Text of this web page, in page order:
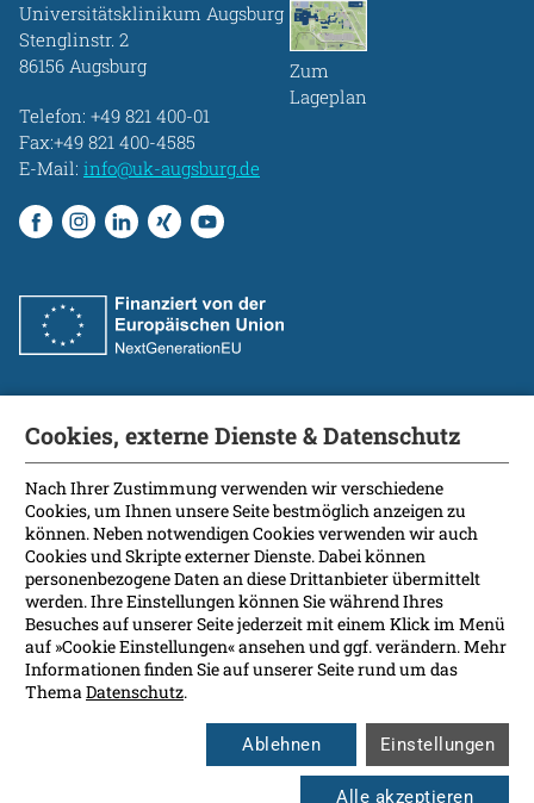
Universitätsklinikum Augsburg
Stenglinstr. 2
86156 Augsburg
Telefon: +49 821 400-01
Fax:+49 821 400-4585
E-Mail: info@uk-augsburg.de
Zum
Lageplan
Fakultät
International Patients
Kontakt
Presse
Soziale Medien
Barrierefreiheit
Datenschutz
Impressum
Cookies, externe Dienste & Datenschutz
Nach Ihrer Zustimmung verwenden wir verschiedene
Cookies, um Ihnen unsere Seite bestmöglich anzeigen zu
können. Neben notwendigen Cookies verwenden wir auch
Cookies und Skripte externer Dienste. Dabei können
personenbezogene Daten an diese Drittanbieter übermittelt
werden. Ihre Einstellungen können Sie während Ihres
Besuches auf unserer Seite jederzeit mit einem Klick im Menü
auf »Cookie Einstellungen« ansehen und ggf. verändern. Mehr
Informationen finden Sie auf unserer Seite rund um das
ThemaDatenschutz.
Ablehnen Einstellungen
Alle akzeptieren